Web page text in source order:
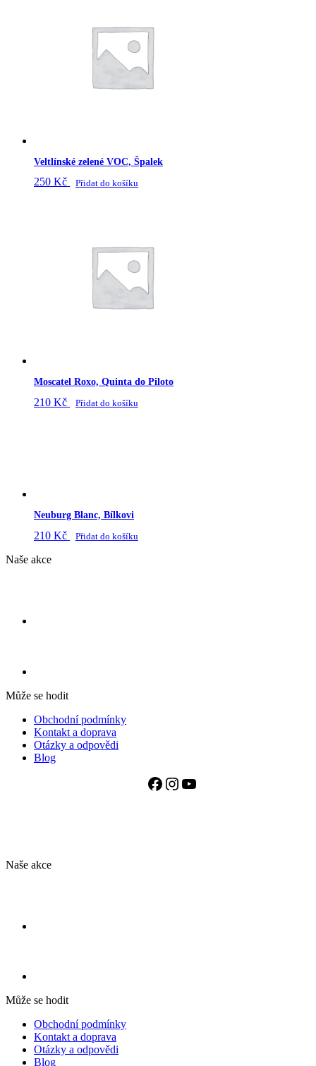
Veltlínské zelené VOC, Špalek
250 Kč Přidat do košíku
Moscatel Roxo, Quinta do Piloto
210 Kč Přidat do košíku
Neuburg Blanc, Bílkovi
210 Kč Přidat do košíku
Naše akce
Může se hodit
Obchodní podmínky
Kontakt a doprava
Otázky a odpovědi
Blog
Facebook
Instagram
Naše akce
Může se hodit
Obchodní podmínky
Kontakt a doprava
Otázky a odpovědi
Blog